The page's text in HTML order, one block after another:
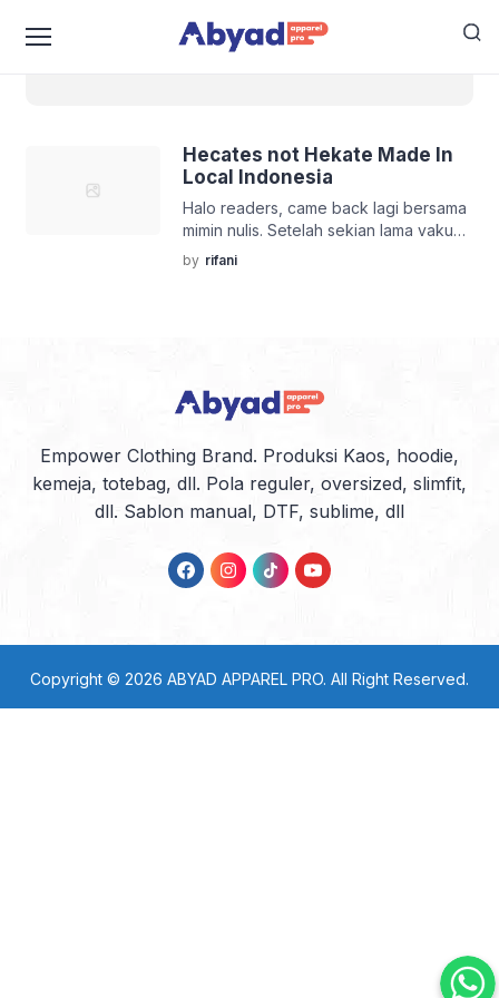
Hecates not Hekate Made In
Local Indonesia
Halo readers, came back lagi bersama
mimin nulis. Setelah sekian lama vakum
mengetik ulasan brand-brand
clothing yang sudah semakin banyak
internasional. Clue nya brand tersebut
sama dengan nama dewi dalam
by rifani
Empower Clothing Brand. Produksi Kaos, hoodie,
kemeja, totebag, dll. Pola reguler, oversized, slimfit,
dll. Sablon manual, DTF, sublime, dll
Copyright © 2026 ABYAD APPAREL PRO. All Right Reserved.